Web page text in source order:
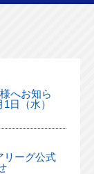
へお知ら
日（水）
リーグ公式